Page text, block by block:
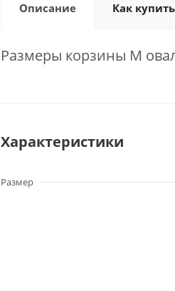
Описание Как купить
Размеры корзины M
Характеристики
Размер